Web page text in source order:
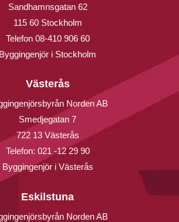
Sandhamnsgatan 62
115 60 Stockholm
Telefon 08-410 906 60
Byggingenjör i Stockholm
Västerås
Norden AB
Smedjegatan 7
722 13 Västerås
Telefon: 021 -12 29 90
Byggingenjör i Västerås
Eskilstuna
Norden AB